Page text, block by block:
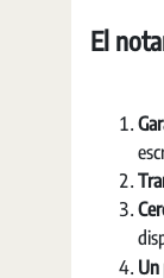
El
Un